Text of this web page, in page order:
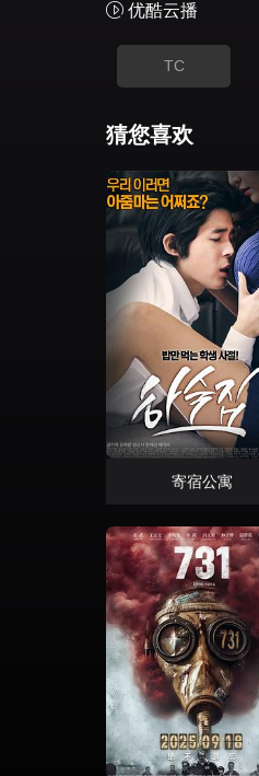
优酷云播
TC
猜您喜欢
寄宿公寓